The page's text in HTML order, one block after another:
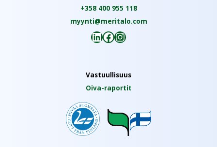
+358 400 955 118
myynti@meritalo.com
LinkedIn
Facebook
Instagram
Vastuullisuus
Oiva-raportit